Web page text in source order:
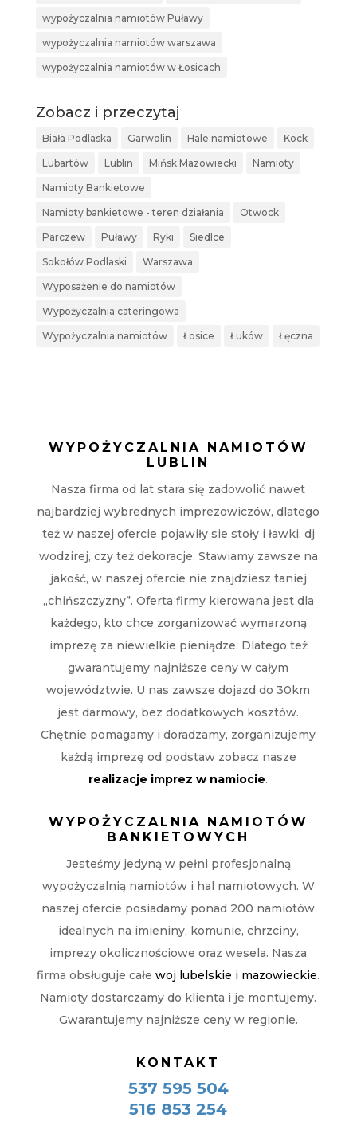
wypożyczalnia namiotów Puławy
wypożyczalnia namiotów warszawa
wypożyczalnia namiotów w Łosicach
Zobacz i przeczytaj
Biała Podlaska Garwolin Hale namiotowe Kock
Lubartów Lublin Mińsk Mazowiecki Namioty
Namioty Bankietowe
Namioty bankietowe - teren działania Otwock
Parczew Puławy Ryki Siedlce
Sokołów Podlaski Warszawa
Wyposażenie do namiotów
Wypożyczalnia cateringowa
Wypożyczalnia namiotów Łosice Łuków Łęczna
WYPOŻYCZALNIA NAMIOTÓW
LUBLIN
Nasza firma od lat stara się zadowolić nawet
najbardziej wybrednych imprezowiczów, dlatego
też w naszej ofercie pojawiły sie stoły i ławki, dj
wodzirej, czy też dekoracje. Stawiamy zawsze na
jakość, w naszej ofercie nie znajdziesz taniej
„chińszczyzny”. Oferta firmy kierowana jest dla
każdego, kto chce zorganizować wymarzoną
imprezę za niewielkie pieniądze. Dlatego też
gwarantujemy najniższe ceny w całym
województwie. U nas zawsze dojazd do 30km
jest darmowy, bez dodatkowych kosztów.
Chętnie pomagamy i doradzamy, zorganizujemy
każdą imprezę od podstaw zobacz nasze
realizacje imprez w namiocie.
WYPOŻYCZALNIA NAMIOTÓW
BANKIETOWYCH
Jesteśmy jedyną w pełni profesjonalną
wypożyczalnią namiotów i hal namiotowych. W
naszej ofercie posiadamy ponad 200 namiotów
idealnych na imieniny, komunie, chrzciny,
imprezy okolicznościowe oraz wesela. Nasza
firma obsługuje całewoj lubelskie i mazowieckie.
Namioty dostarczamy do klienta i je montujemy.
Gwarantujemy najniższe ceny w regionie.
KONTAKT
537 595 504
516 853 254